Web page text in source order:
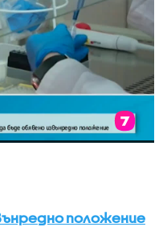
положение